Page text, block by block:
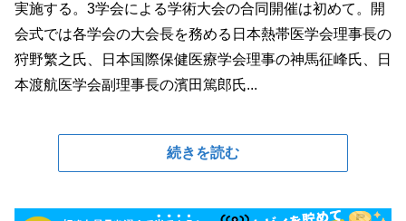
実施する。3学会による学術大会の合同開催は初めて。開
会式では各学会の大会長を務める日本熱帯医学会理事長の
狩野繁之氏、日本国際保健医療学会理事の神馬征峰氏、日
本渡航医学会副理事長の濱田篤郎氏...
続きを読む